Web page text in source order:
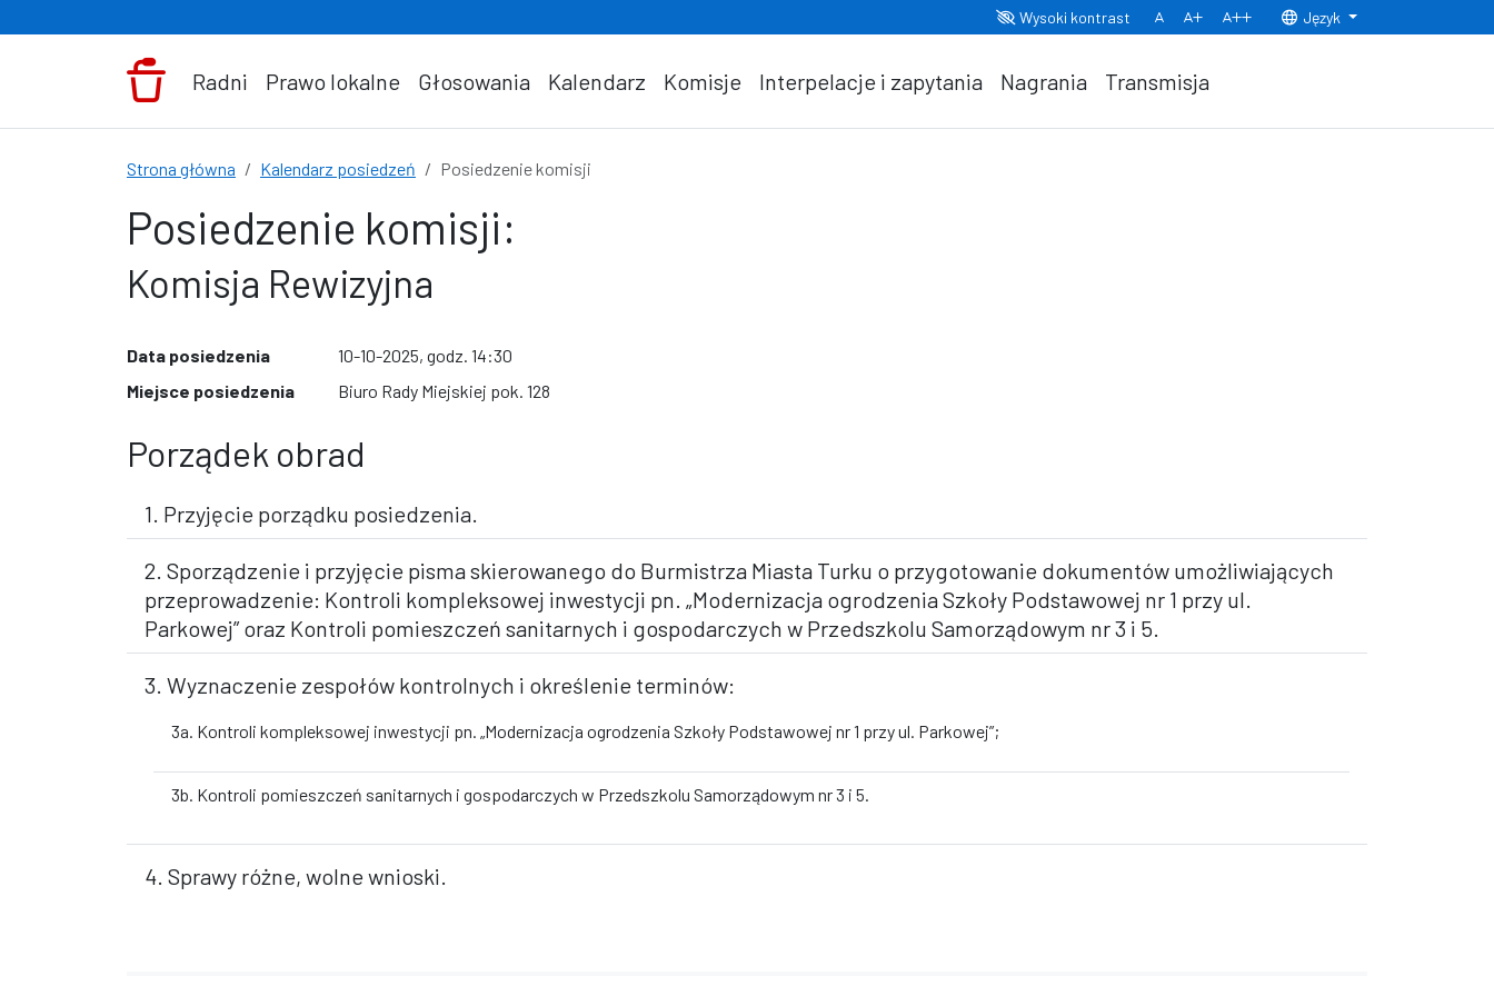
Wysoki kontrast
Normalny rozmiar czcionki
Rozmiar czcionki 150% Rozmiar czcionki 200%
Język
Radni Prawo lokalne Głosowania Kalendarz Komisje Interpelacje i zapytania Nagrania Transmisja
Strona główna Kalendarz posiedzeń Posiedzenie komisji
Posiedzenie komisji:
Komisja Rewizyjna
Data posiedzenia
10-10-2025, godz. 14:30
Miejsce posiedzenia
Biuro Rady Miejskiej pok. 128
Porządek obrad
1. Przyjęcie porządku posiedzenia.
2. Sporządzenie i przyjęcie pisma skierowanego do Burmistrza Miasta Turku o przygotowanie dokumentów umożliwiających
przeprowadzenie: Kontroli kompleksowej inwestycji pn. „Modernizacja ogrodzenia Szkoły Podstawowej nr 1 przy ul.
Parkowej” oraz Kontroli pomieszczeń sanitarnych i gospodarczych w Przedszkolu Samorządowym nr 3 i 5.
3. Wyznaczenie zespołów kontrolnych i określenie terminów:
3a. Kontroli kompleksowej inwestycji pn. „Modernizacja ogrodzenia Szkoły Podstawowej nr 1 przy ul. Parkowej”;
3b. Kontroli pomieszczeń sanitarnych i gospodarczych w Przedszkolu Samorządowym nr 3 i 5.
4. Sprawy różne, wolne wnioski.